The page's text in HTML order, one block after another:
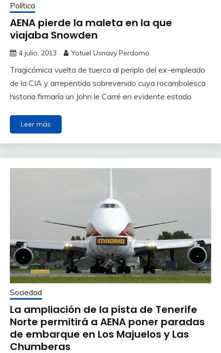
Política
AENA pierde la maleta en la que
viajaba Snowden
4 julio, 2013 Yotuel Usnavy Perdomo
Tragicómica vuelta de tuerca al periplo del ex-empleado
de la CIA y arrepentido sobrevenido cuya rocambolesca
historia firmaría un John le Carré en evidente estado
Leer más
Sociedad
La ampliación de la pista de Tenerife
Norte permitirá a AENA poner paradas
de embarque en Los Majuelos y Las
Chumberas